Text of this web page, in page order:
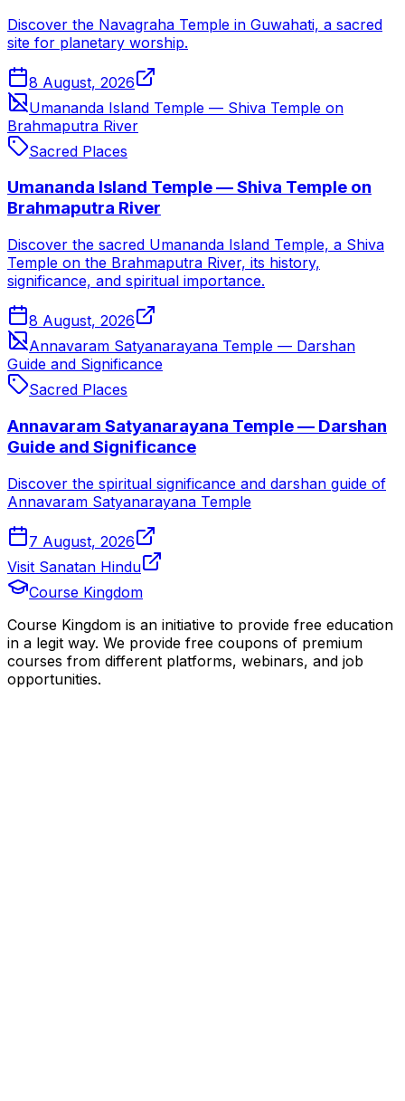
Discover the Navagraha Temple in Guwahati, a sacred
site for planetary worship.
8 August, 2026
Umananda Island Temple — Shiva Temple on
Brahmaputra River
Sacred Places
Umananda Island Temple — Shiva Temple on
Brahmaputra River
Discover the sacred Umananda Island Temple, a Shiva
Temple on the Brahmaputra River, its history,
significance, and spiritual importance.
8 August, 2026
Annavaram Satyanarayana Temple — Darshan
Guide and Significance
Sacred Places
Annavaram Satyanarayana Temple — Darshan
Guide and Significance
Discover the spiritual significance and darshan guide of
Annavaram Satyanarayana Temple
7 August, 2026
Visit Sanatan Hindu
Course Kingdom
Course Kingdom is an initiative to provide free education
in a legit way. We provide free coupons of premium
courses from different platforms, webinars, and job
opportunities.